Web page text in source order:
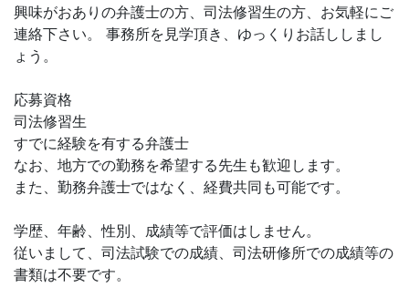
興味がおありの弁護士の方、司法修習生の方、お気軽にご
連絡下さい。 事務所を見学頂き、ゆっくりお話ししまし
ょう。
応募資格
司法修習生
すでに経験を有する弁護士
なお、地方での勤務を希望する先生も歓迎します。
また、勤務弁護士ではなく、経費共同も可能です。
学歴、年齢、性別、成績等で評価はしません。
従いまして、司法試験での成績、司法研修所での成績等の
書類は不要です。